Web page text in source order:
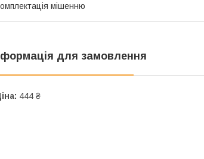
мішенню
для замовлення
444 ₴